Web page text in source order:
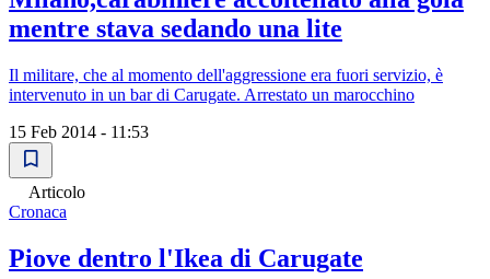
mentre stava sedando una lite
Il militare, che al momento dell'aggressione era fuori servizio, è
intervenuto in un bar di Carugate. Arrestato un marocchino
15 Feb 2014 - 11:53
Articolo
Cronaca
Piove dentro l'Ikea di Carugate